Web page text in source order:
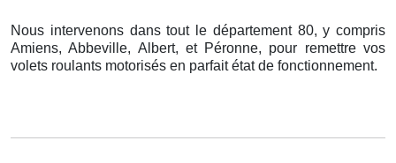
Nous intervenons dans tout le département 80, y compris
Amiens, Abbeville, Albert, et Péronne, pour remettre vos
volets roulants motorisés en parfait état de fonctionnement.